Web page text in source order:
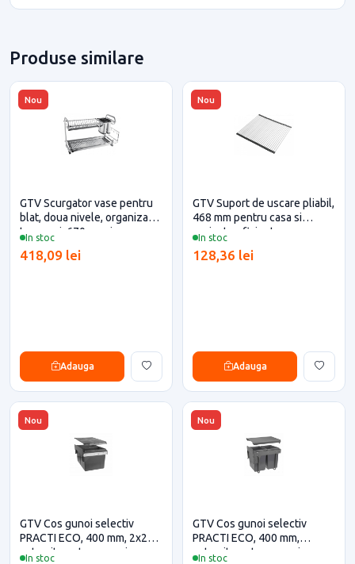
Produse similare
Nou
In stoc
GTV Scurgator vase pentru
blat, doua nivele, organizator
tacamuri, 670 mm, inox
418,09 lei
Adauga
Nou
In stoc
GTV Suport de uscare pliabil,
468 mm pentru casa si
proiecte eficiente
128,36 lei
Adauga
Nou
In stoc
GTV Cos gunoi selectiv
PRACTI ECO, 400 mm, 2x20L,
antracit pentru casa si
Nou
In stoc
GTV Cos gunoi selectiv
PRACTI ECO, 400 mm,
antracit pentru casa si